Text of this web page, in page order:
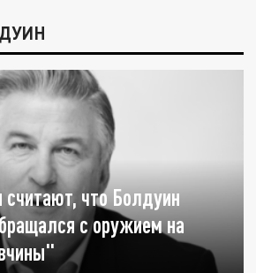
считают, что Болдуин
с оружием на